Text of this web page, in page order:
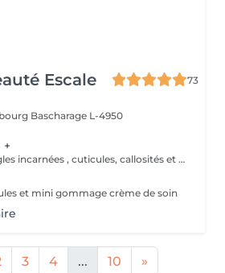
Escale
73
Bascharage L-4950
+
coupe des ongles , ongles incarnées , cuticules, callosités et créme de soin
et mini gommage crème de soin
3 4 ... 10 »